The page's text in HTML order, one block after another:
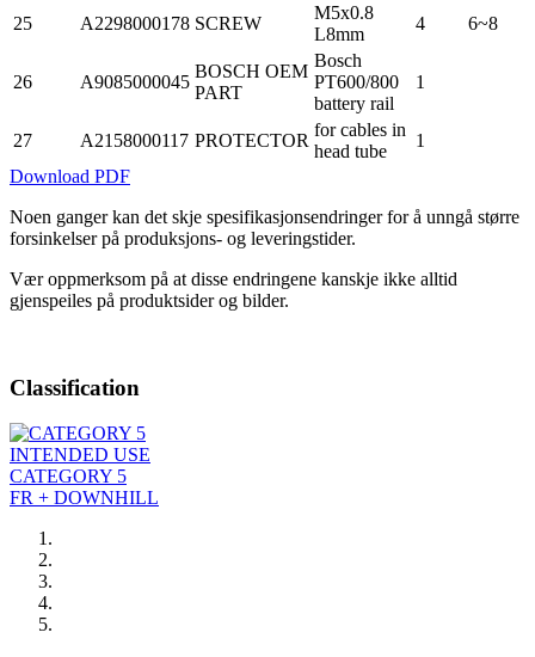
25 A2298000178 SCREW
M5x0.8
L8mm
4 6~8
26 A9085000045
BOSCH OEM
PART
Bosch
PT600/800
battery rail
1
27 A2158000117 PROTECTOR
for cables in
head tube
1
Download PDF
Noen ganger kan det skje spesifikasjonsendringer for å unngå større
forsinkelser på produksjons- og leveringstider.
Vær oppmerksom på at disse endringene kanskje ikke alltid
gjenspeiles på produktsider og bilder.
Classification
INTENDED USE
CATEGORY 5
FR + DOWNHILL